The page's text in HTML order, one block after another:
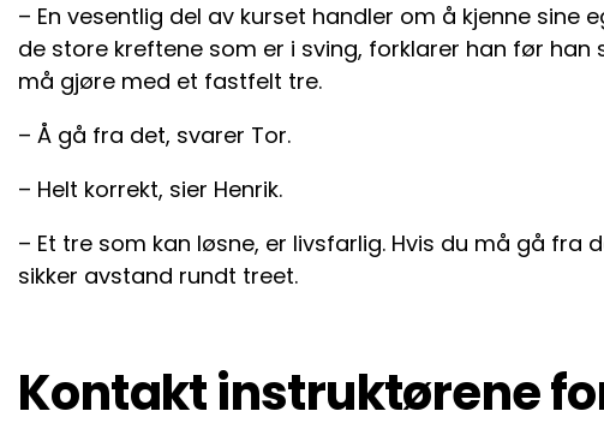
– En vesentlig del av kurset handler om å kjenne sine
de store kreftene som er i sving, forklarer han før
må gjøre med et fastfelt tre.
– Å gå fra det, svarer Tor.
– Helt korrekt, sier Henrik.
– Et tre som kan løsne, er livsfarlig. Hvis du må gå fra
sikker avstand rundt treet.
Kontakt instruktørene